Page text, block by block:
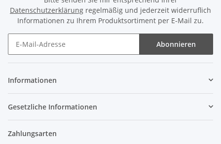
Datenschutzerklärung regelmäßig und jederzeit widerruflich
Informationen zu Ihrem Produktsortiment per E-Mail zu.
Abonnieren
Informationen
Gesetzliche Informationen
Zahlungsarten